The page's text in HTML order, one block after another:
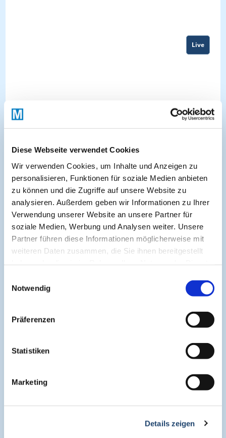
Diese Webseite verwendet Cookies
Wir verwenden Cookies, um Inhalte und Anzeigen zu
personalisieren, Funktionen für soziale Medien anbieten
zu können und die Zugriffe auf unsere Website zu
analysieren. Außerdem geben wir Informationen zu Ihrer
Verwendung unserer Website an unsere Partner für
soziale Medien, Werbung und Analysen weiter. Unsere
Partner führen diese Informationen möglicherweise mit
weiteren Daten zusammen, die Sie ihnen bereitgestellt
Notwendig
Präferenzen
Statistiken
Marketing
Details zeigen
Live
About
Cogitando-GmbH
c/o CME-Verlag Medcram
Im Birnengarten 7
91077 Neunkirchen am Brand
+49 (0)9134 2290930
Online Symposien
Symposium One Health